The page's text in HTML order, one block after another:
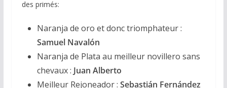
des primés:
Naranja de oro et donc triomphateur :
Samuel Navalón
Naranja de Plata au meilleur novillero sans
chevaux : Juan Alberto
Meilleur Rejoneador : Sebastián Fernández